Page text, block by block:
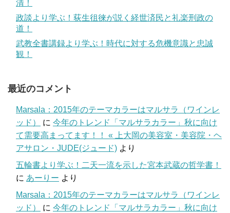
清！
政談より学ぶ！荻生徂徠が説く経世済民と礼楽刑政の
道！
武教全書講録より学ぶ！時代に対する危機意識と忠誠
観！
最近のコメント
Marsala：2015年のテーマカラーはマルサラ（ワインレ
ッド）
に 今年のトレンド「マルサラカラー」秋に向け
て需要高まってます！！ « 上大岡の美容室・美容院・ヘ
アサロン・JUDE(ジュード) より
五輪書より学ぶ！二天一流を示した宮本武蔵の哲学書！
に あーりー より
Marsala：2015年のテーマカラーはマルサラ（ワインレ
ッド）
に 今年のトレンド「マルサラカラー」秋に向け